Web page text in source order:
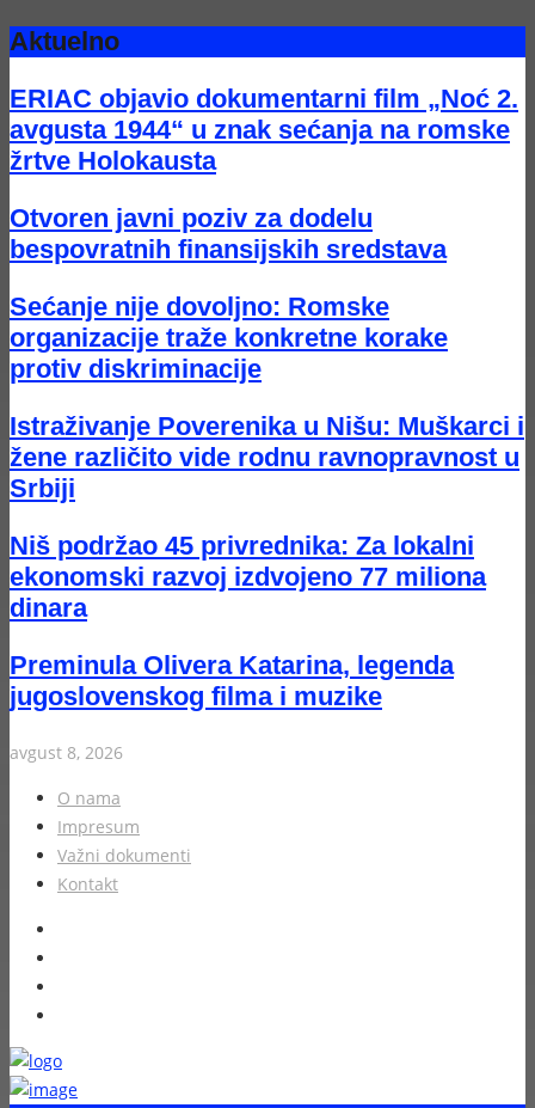
Aktuelno
ERIAC objavio dokumentarni film „Noć 2.
avgusta 1944“ u znak sećanja na romske
žrtve Holokausta
Otvoren javni poziv za dodelu
bespovratnih finansijskih sredstava
Sećanje nije dovoljno: Romske
organizacije traže konkretne korake
protiv diskriminacije
Istraživanje Poverenika u Nišu: Muškarci i
žene različito vide rodnu ravnopravnost u
Srbiji
Niš podržao 45 privrednika: Za lokalni
ekonomski razvoj izdvojeno 77 miliona
dinara
Preminula Olivera Katarina, legenda
jugoslovenskog filma i muzike
avgust 8, 2026
O nama
Impresum
Važni dokumenti
Kontakt